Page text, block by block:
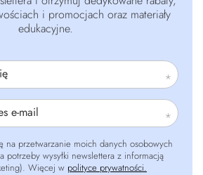
i promocjach oraz materiały
edukacyjne.
e-mail
na przetwarzanie moich danych osobowych
potrzeby wysyłki newslettera z informacją
Więcej w polityce prywatności.